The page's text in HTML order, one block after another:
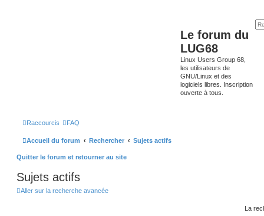
Le forum du
LUG68
Linux Users Group 68,
les utilisateurs de
GNU/Linux et des
logiciels libres. Inscription
ouverte à tous.
Raccourcis FAQ
Accueil du forum Rechercher Sujets actifs
Quitter le forum et retourner au site
Sujets actifs
Aller sur la recherche avancée
La